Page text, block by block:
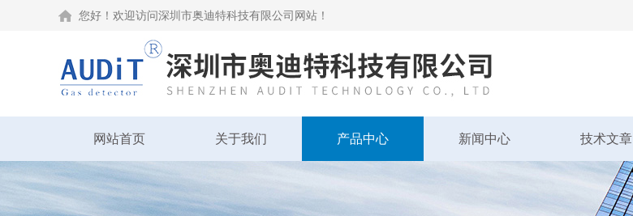
您好！欢迎访问深圳市奥迪特科技有限公司网站！
网站首页 关于我们 产品中心 新闻中心 技术文章